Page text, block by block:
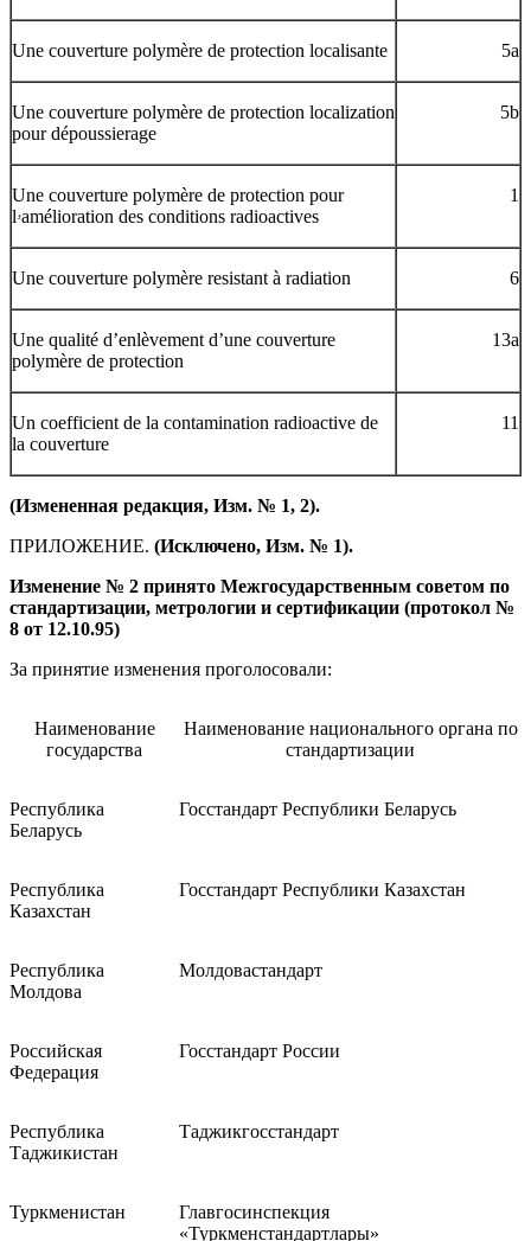
Une couverture polymère de protection localisante 5a
Une couverture polymère de protection localization
pour dépoussierage
5b
Une couverture polymère de protection pour
lۥamélioration des conditions radioactives
1
Une couverture polymère resistant à radiation 6
Une qualité d’enlèvement d’une couverture
polymère de protection
13a
Un coefficient de la contamination radioactive de
la couverture
11
(Измененная редакция, Изм. № 1, 2).
ПРИЛОЖЕНИЕ. (Исключено, Изм. № 1).
Изменение № 2 принято Межгосударственным советом по
стандартизации, метрологии и сертификации (протокол №
8 от 12.10.95)
За принятие изменения проголосовали:
Наименование
государства
Наименование национального органа по
стандартизации
Республика
Беларусь
Госстандарт Республики Беларусь
Республика
Казахстан
Госстандарт Республики Казахстан
Республика
Молдова
Молдовастандарт
Российская
Федерация
Госстандарт России
Республика
Таджикистан
Таджикгосстандарт
Туркменистан
Главгосинспекция
«Туркменстандартлары»